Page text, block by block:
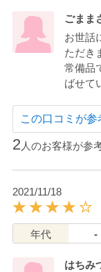
ごまま
お世話
ただき
常備品
ばせて
この口コミが参
2 人のお客様が参
2021/11/18
年代 -
はちみ